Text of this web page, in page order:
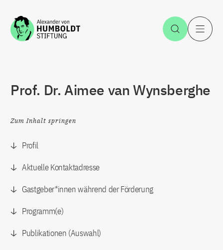
Zum Inhalt springen Suche
Prof. Dr. Aimee van Wynsberghe
Zum Inhalt springen
Profil
Aktuelle Kontaktadresse
Gastgeber*innen während der Förderung
Programm(e)
Publikationen (Auswahl)